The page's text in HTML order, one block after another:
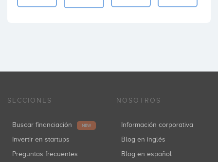
SECCIONES
Buscar financiación NEW
Invertir en startups
Preguntas frecuentes
NOSOTROS
Información corporativa
Blog en inglés
Blog en español